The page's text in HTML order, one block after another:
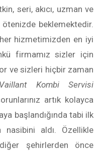
seri, akıcı, uzman ve
beklemektedir.
hizmetimizden en iyi
firmamız sizler için
ve sizleri hiçbir zaman
Vaillant Kombi Servisi
artık kolayca
başlandığında tabi ilk
aldı. Özellikle
şehirlerden önce